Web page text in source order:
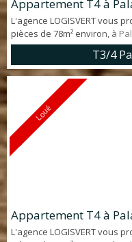
Appartement T4 à
L'agence LOGISVERT vous
pièces de 78m² environ, à
calme, il offre : entrée avec
chambres, une salle d'eau,
balcon, une cave et une
deux pas de la gare de
T3/4
Loué
Appartement T4 à
L'agence LOGISVERT vous